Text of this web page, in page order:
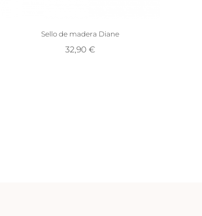
Sello de madera Diane
32,90 €